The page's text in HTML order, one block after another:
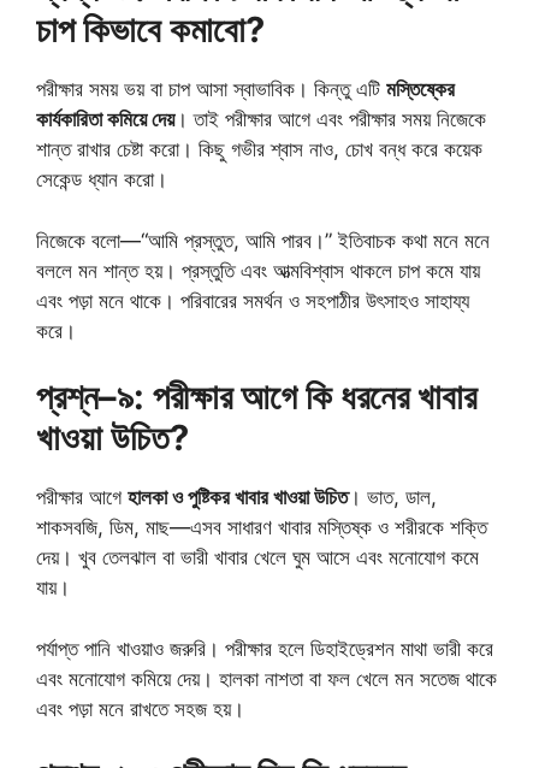
চাপ কিভাবে কমাবো?
পরীক্ষার সময় ভয় বা চাপ আসা স্বাভাবিক। কিন্তু এটি মস্তিষ্কের
কার্যকারিতা কমিয়ে দেয়। তাই পরীক্ষার আগে এবং পরীক্ষার সময় নিজেকে
শান্ত রাখার চেষ্টা করো। কিছু গভীর শ্বাস নাও, চোখ বন্ধ করে কয়েক
সেকেন্ড ধ্যান করো।
নিজেকে বলো—“আমি প্রস্তুত, আমি পারব।” ইতিবাচক কথা মনে মনে
বললে মন শান্ত হয়। প্রস্তুতি এবং আত্মবিশ্বাস থাকলে চাপ কমে যায়
এবং পড়া মনে থাকে। পরিবারের সমর্থন ও সহপাঠীর উৎসাহও সাহায্য
করে।
প্রশ্ন–৯: পরীক্ষার আগে কি ধরনের খাবার
খাওয়া উচিত?
পরীক্ষার আগে হালকা ও পুষ্টিকর খাবার খাওয়া উচিত। ভাত, ডাল,
শাকসবজি, ডিম, মাছ—এসব সাধারণ খাবার মস্তিষ্ক ও শরীরকে শক্তি
দেয়। খুব তেলঝাল বা ভারী খাবার খেলে ঘুম আসে এবং মনোযোগ কমে
যায়।
পর্যাপ্ত পানি খাওয়াও জরুরি। পরীক্ষার হলে ডিহাইড্রেশন মাথা ভারী করে
এবং মনোযোগ কমিয়ে দেয়। হালকা নাশতা বা ফল খেলে মন সতেজ থাকে
এবং পড়া মনে রাখতে সহজ হয়।